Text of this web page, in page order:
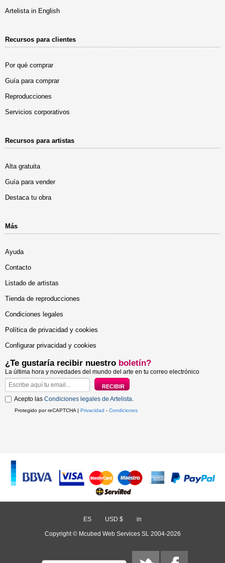
Artelista in English
Recursos para clientes
Por qué comprar
Guía para comprar
Reproducciones
Servicios corporativos
Recursos para artistas
Alta gratuita
Guía para vender
Destaca tu obra
Más
Ayuda
Contacto
Listado de artistas
Tienda de reproducciones
Condiciones legales
Política de privacidad y cookies
Configurar privacidad y cookies
¿Te gustaría recibir nuestro boletín?
La última hora y novedades del mundo del arte en tu correo electrónico
Acepto las Condiciones legales de Artelista.
Protegido por reCAPTCHA | Privacidad - Condiciones
ES USD $ in
Copyright © Mcubed Web Services SL 2004-2026